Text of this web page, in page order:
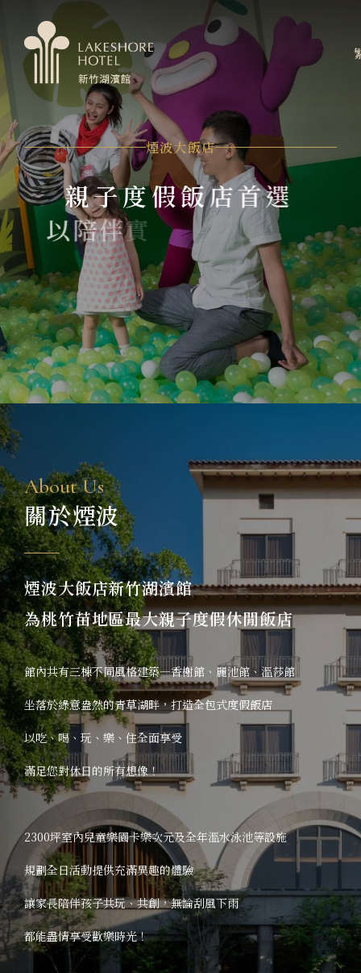
煙波大飯店湖濱館
親子度假飯店首選
以陪伴實現共 玩 共 創
The Premier Family Destination — Where Families
Play, Create, and Grow Together
煙波大飯店
親子度假飯店首選
以陪伴實現共 玩 共創
The Premier Family Destination — Where Families
Play, Create, and Grow Together
AboutUs
關於煙波
煙波大飯店新竹湖濱館
為桃竹苗地區最大親子度假休閒飯店
館內共有三棟不同風格建築—香榭館、麗池館、溫莎館
坐落於綠意盎然的青草湖畔，打造全包式度假飯店
以吃、喝、玩、樂、住全面享受
滿足您對休日的所有想像！
2300坪室內兒童樂園卡樂次元及全年溫水泳池等設施
規劃全日活動提供充滿異趣的體驗
讓家長陪伴孩子共玩、共創，無論刮風下雨
都能盡情享受歡樂時光！
會員專區 煙波生活線上購物 線上旅展券使用說明
關於煙波
客房資訊
餐飲美饌
婚宴會議
新訊優惠
設施服務
卡樂次元
在地旅行
永續專區
常見問題
聯絡我們
煙波顧客評論